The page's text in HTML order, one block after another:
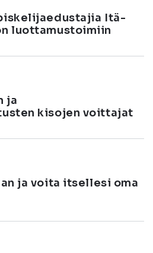
Itä-
luottamustoimiin
ja
kisojen voittajat
ja voita itsellesi oma